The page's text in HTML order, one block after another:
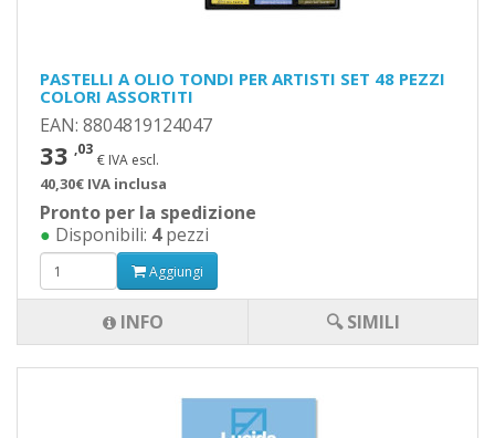
PASTELLI A OLIO TONDI PER ARTISTI SET 48 PEZZI
COLORI ASSORTITI
EAN: 8804819124047
33 ,03
€ IVA escl.
40,30€ IVA inclusa
Pronto per la spedizione
● Disponibili: 4pezzi
Aggiungi
INFO 🔍 SIMILI